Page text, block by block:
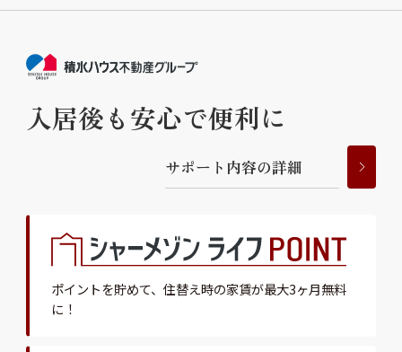
入居後も安心で便利に
サポー ト 内容の詳細
ポイントを貯めて、 住替え時の家賃が最大3ヶ月無料
に！